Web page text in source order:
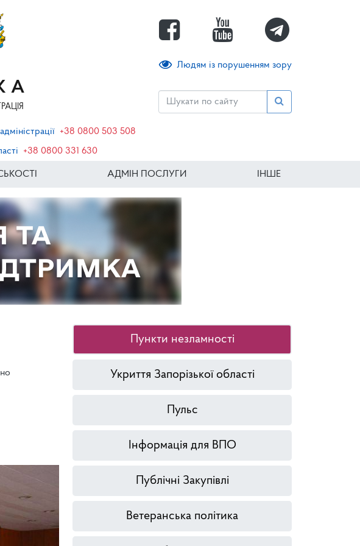
Людям із порушенням зору
+38 0800 503 508
+38 0800 331 630
АДМІН ПОСЛУГИ ІНШЕ
Пункти незламності
Укриття Запорізької області
Пульс
Інформація для ВПО
Публічні Закупівлі
Ветеранська політика